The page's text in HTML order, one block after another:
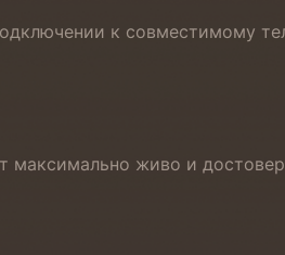
к совместимому
максимально живо и